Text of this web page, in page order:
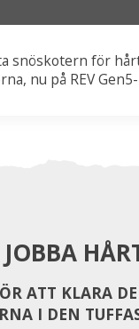
snöskotern för
nu på REV
JOBBA
ATT KLARA
I DEN